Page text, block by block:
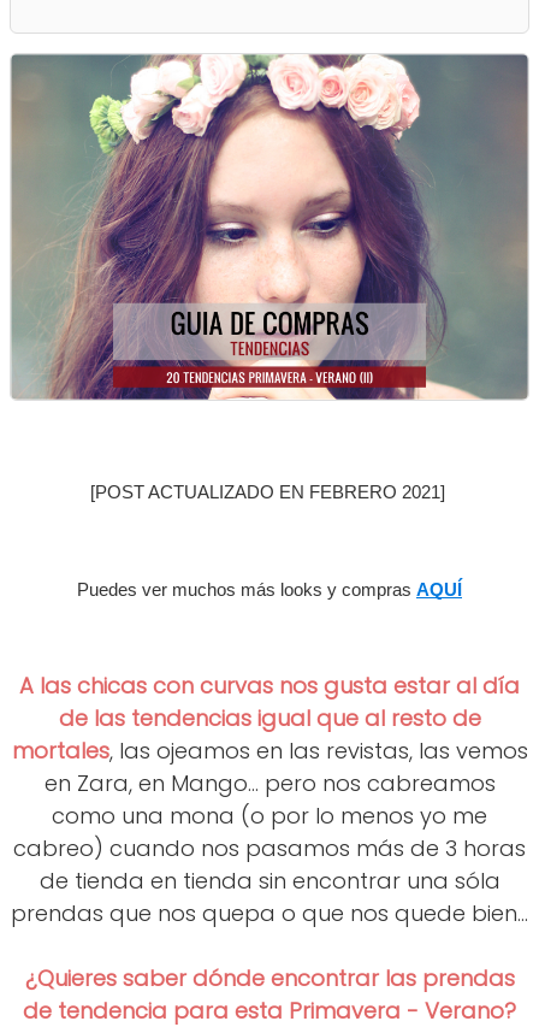
[POST ACTUALIZADO EN FEBRERO 2021]
Puedes ver muchos más looks y compras AQUÍ
A las chicas con curvas nos gusta estar al día
de las tendencias igual que al resto de
mortales, las ojeamos en las revistas, las vemos
en Zara, en Mango... pero nos cabreamos
como una mona (o por lo menos yo me
cabreo) cuando nos pasamos más de 3 horas
de tienda en tienda sin encontrar una sóla
prendas que nos quepa o que nos quede bien...
¿Quieres saber dónde encontrar las prendas
de tendencia para esta Primavera - Verano?